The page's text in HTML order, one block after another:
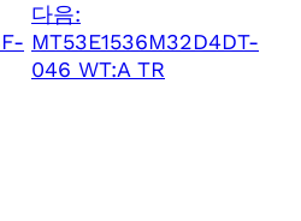
다음:
MT53E1536M32D4DT-
046 WT:A TR